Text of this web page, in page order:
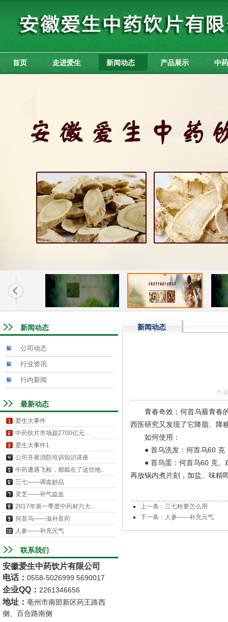
首页 走进爱生 新闻动态 产品展示 中
新闻动态
公司动态
行业资讯
行内新闻
最新动态
爱生大事件
中药饮片市场超2700亿元 ..
爱生大事件1
公司开展消防培训知识讲座
中药遭遇飞检，都栽在了这些地..
三七——调血妙品
灵芝——补气益血
2017年第一季度中药材六大..
何首乌——滋补良药
人参——补充元气
联系我们
安徽爱生中药饮片有限公司
电话： 0558-5026999 5690017
企业QQ： 2261346656
地址 ： 亳州市南部新区药王路西
侧、百合路南侧
新闻动态
作
青春奇效：何首乌最青春
西医研究又发现了它降脂、降
如何使用：
● 首乌洗发：何首乌60 克，
● 首乌蛋：何首乌60 克、鸡
再放锅内煮片刻，加盐、味精
上一条：三七粉要怎么用
下一条：人参——补充元气